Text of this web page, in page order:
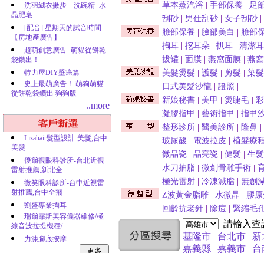
洗羽絨衣撇步 洗碗精+水
晶肥皂
[配音] 星期天的試音時間
【房地產廣告】
超萌創意廣告- 萌貓從餅乾
袋鑽出！
特力屋DIY壁癌篇
史上最萌廣告！ 萌狗萌貓
從餅乾袋鑽出 狗狗版
..more
Lizahair髮型設計-美髮,台中
美髮
優爾視眼科診所-台北近視
雷射推薦,新北全
微笑眼科診所-台中近視雷
射推薦,台中全飛
劉盛專業掏耳
瑞爾霏斯美容儀器維修/極
線音波拉提機種/
力漮腳底按摩
草本蒸汽浴
手部保養
足
刮砂
男仕刮砂 女子刮砂
臉部保養
臉部美白
臉部
掏耳
挖耳朵 扒耳
清潔
拔罐
面膜 燕窩面膜
燕
美髮燙髮
護髮 剪髮
染髮
日式美髮沙龍
證照
新娘秘書
美甲 燙睫毛
凝膠指甲
藝術指甲
指甲
整形診所
醫美診所 隆鼻
玻尿酸
電波拉皮
植髮療
微晶瓷
晶亮瓷 健髮
生髮
水刀抽脂
微創骨雕手術
極光雷射
冷凍減脂
無創
Z波黃金脂雕
水微晶
膠
回齡抗老針
除痘 緊縮毛
請輸入
基隆市 | 台北市 | 新
嘉義縣 | 嘉義市 | 台